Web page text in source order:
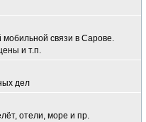
связи в Сарове.
и т.п.
дел
отели, море и пр.